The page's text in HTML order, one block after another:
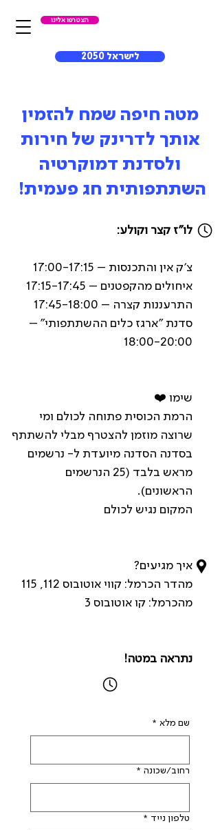
הצטרפו אלינו
לישראל 2050
מטה חיפה שמח להזמין
אותך לדרינק של חירות
ולסדנת דמוקרטיה
השתתפותית חג פעמית!
​לו"ז קצר וקולע:
צ'ק אין והתכנסות – 17:00-17:15
איחולים מהקפטנים – 17:15-17:45
התרעננות קצרה – 17:45-18:00
סדנת "ארגז כלים ההשתתפותי" –
18:00-20:00​ ​
שימו ❤️
הרמת הכוסית פתוחה לכולם ומי
שרוצה מוזמן להצטרף מבלי להשתתף
בסדנה הסדנה מיועדת ל- נרשמים
מראש בלבד (25 הנרשמים
הראשונים). ​
המקום נגיש לכולם​
איך מגיעים?
מהדר הכרמל: קווי אוטובוס 112, 115
מהכרמל: קו אוטובוס 3
נתראה במטה!
שם מלא *
רחוב/שכונה *
טלפון נייד *